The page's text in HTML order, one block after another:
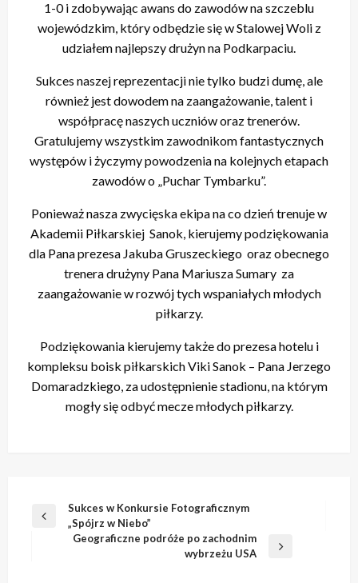
1-0 i zdobywając awans do zawodów na szczeblu
wojewódzkim, który odbędzie się w Stalowej Woli z
udziałem najlepszy drużyn na Podkarpaciu.
Sukces naszej reprezentacji nie tylko budzi dumę, ale
również jest dowodem na zaangażowanie, talent i
współpracę naszych uczniów oraz trenerów.
Gratulujemy wszystkim zawodnikom fantastycznych
występów i życzymy powodzenia na kolejnych etapach
zawodów o „Puchar Tymbarku”.
Ponieważ nasza zwycięska ekipa na co dzień trenuje w
Akademii Piłkarskiej Sanok, kierujemy podziękowania
dla Pana prezesa Jakuba Gruszeckiego oraz obecnego
trenera drużyny Pana Mariusza Sumary za
zaangażowanie w rozwój tych wspaniałych młodych
piłkarzy.
Podziękowania kierujemy także do prezesa hotelu i
kompleksu boisk piłkarskich Viki Sanok – Pana Jerzego
Domaradzkiego, za udostępnienie stadionu, na którym
mogły się odbyć mecze młodych piłkarzy.
Nawigacja
wpisu
Poprzedni
Sukces w Konkursie Fotograficznym
„Spójrz w Niebo”
Geograficzne podróże po zachodnim
wybrzeżu USA